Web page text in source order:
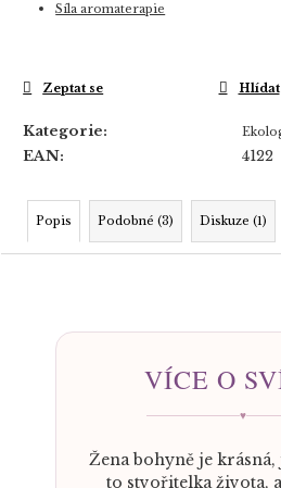
Síla aromaterapie
Kategorie:
EAN: 4122
Zeptat se Hlídat
Popis Podobné (3) Diskuze (1)
VÍCE O
♥
Žena bohyně je
to stvořitelka života,